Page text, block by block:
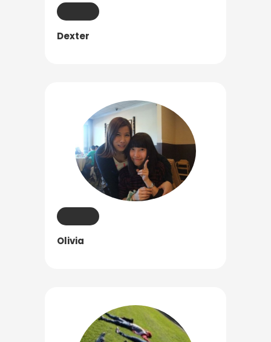
任意門 遊學團
Program 課程選擇
Dexter
Olivia